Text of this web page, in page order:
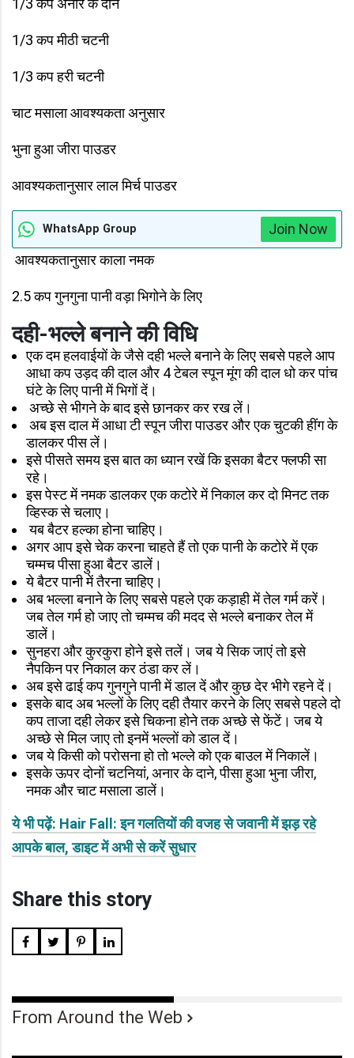
1/3 कप अनार के दाने
1/3 कप मीठी चटनी
1/3 कप हरी चटनी
चाट मसाला आवश्यकता अनुसार
भुना हुआ जीरा पाउडर
आवश्यकतानुसार लाल मिर्च पाउडर
WhatsApp Group
Join Now
आवश्यकतानुसार काला नमक
2.5 कप गुनगुना पानी वड़ा भिगोने के लिए
दही-भल्ले बनाने की विधि
एक दम हलवाईयों के जैसे दही भल्ले बनाने के लिए सबसे पहले आप
आधा कप उड़द की दाल और 4 टेबल स्पून मूंग की दाल धो कर पांच
घंटे के लिए पानी में भिगों दें।
अच्छे से भीगने के बाद इसे छानकर कर रख लें।
अब इस दाल में आधा टी स्पून जीरा पाउडर और एक चुटकी हींग के
डालकर पीस लें।
इसे पीसते समय इस बात का ध्यान रखें कि इसका बैटर फ्लफी सा
रहे।
इस पेस्ट में नमक डालकर एक कटोरे में निकाल कर दो मिनट तक
व्हिस्क से चलाए।
यब बैटर हल्का होना चाहिए।
अगर आप इसे चेक करना चाहते हैं तो एक पानी के कटोरे में एक
चम्मच पीसा हुआ बैटर डालें।
ये बैटर पानी में तैरना चाहिए।
अब भल्ला बनाने के लिए सबसे पहले एक कड़ाही में तेल गर्म करें।
जब तेल गर्म हो जाए तो चम्मच की मदद से भल्ले बनाकर तेल में
डालें।
सुनहरा और कुरकुरा होने इसे तलें। जब ये सिक जाएं तो इसे
नैपकिन पर निकाल कर ठंडा कर लें।
अब इसे ढाई कप गुनगुने पानी में डाल दें और कुछ देर भीगे रहने दें।
इसके बाद अब भल्लों के लिए दही तैयार करने के लिए सबसे पहले दो
कप ताजा दही लेकर इसे चिकना होने तक अच्छे से फेंटें। जब ये
अच्छे से मिल जाए तो इनमें भल्लों को डाल दें।
जब ये किसी को परोसना हो तो भल्ले को एक बाउल में निकालें।
इसके ऊपर दोनों चटनियां, अनार के दाने, पीसा हुआ भुना जीरा,
नमक और चाट मसाला डालें।
ये भी पढ़ें: Hair Fall: इन गलतियों की वजह से जवानी में झड़ रहे
आपके बाल, डाइट में अभी से करें सुधार
Share this story
From Around the Web